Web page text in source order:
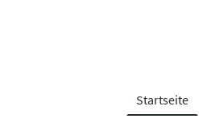
Startseite